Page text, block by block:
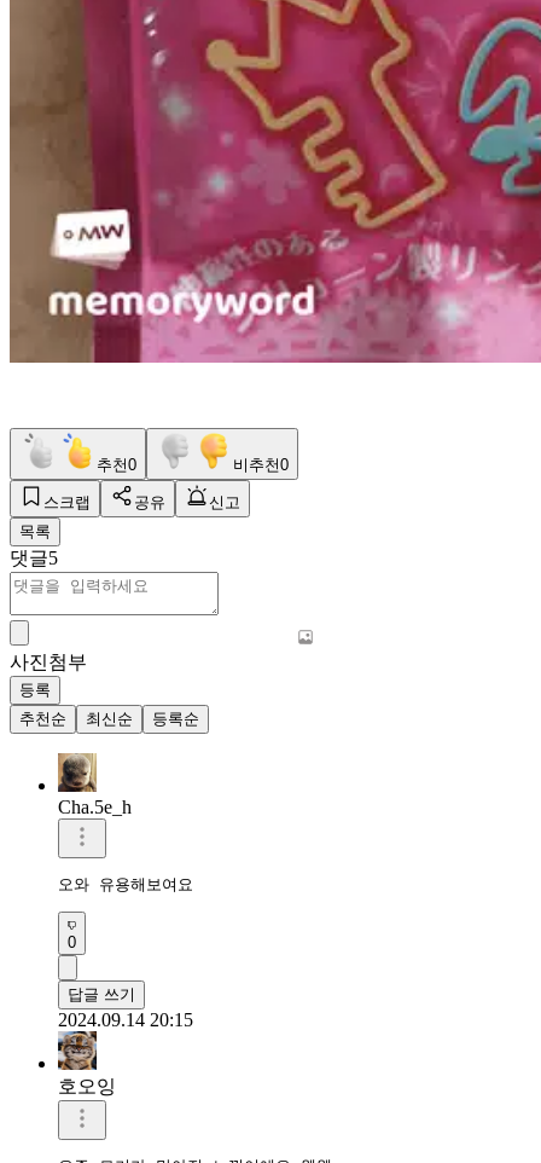
추천0 비추천0
스크랩 공유
신고
목록
댓글5
사진첨부
등록
추천순
최신순 등록순
Cha.5e_h
오와 유용해보여요
0
답글 쓰기
2024.09.14 20:15
호오잉